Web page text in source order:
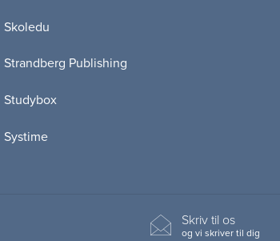
Skoledu
Strandberg Publishing
Studybox
Systime
Skriv til os
og vi skriver til dig